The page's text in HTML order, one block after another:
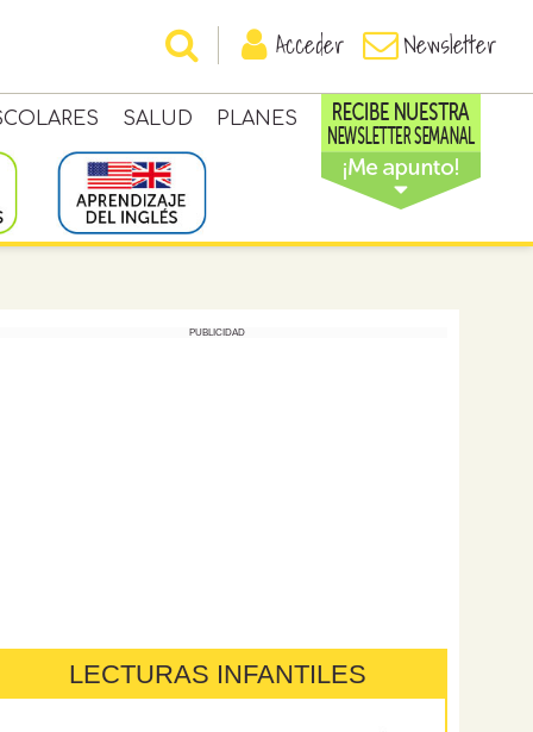
Acceder Newsletter
SALUD PLANES
PUBLICIDAD
LECTURAS INFANTILES